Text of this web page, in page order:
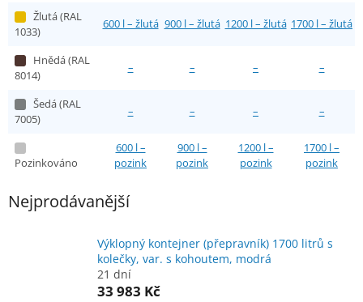
Žlutá (RAL
1033)
600 l – žlutá 900 l – žlutá 1200 l – žlutá 1700 l – žlutá
Hnědá (RAL
8014)
– – – –
Šedá (RAL
7005)
– – – –
Pozinkováno
600 l –
pozink
900 l –
pozink
1200 l –
pozink
1700 l –
pozink
Nejprodávanější
Výklopný kontejner (přepravník) 1700 litrů s
kolečky, var. s kohoutem, modrá
21 dní
33 983 Kč